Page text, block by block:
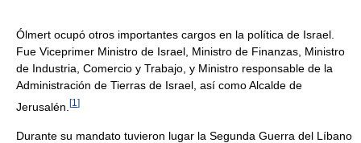
Ólmert ocupó otros importantes cargos en la política de Israel.
Fue Viceprimer Ministro de Israel, Ministro de Finanzas, Ministro
de Industria, Comercio y Trabajo, y Ministro responsable de la
Administración de Tierras de Israel, así como Alcalde de
Jerusalén. [1 ]
Durante su mandato tuvieron lugar la Segunda Guerra del Líbano